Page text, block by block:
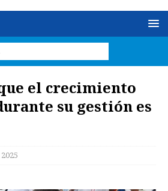
el crecimiento
su gestión es